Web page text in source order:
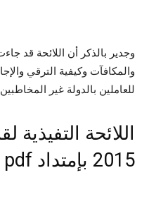
والمكافآت وكيفية الترقي
للعاملين بالدولة غير
اللائحة التفيذية
2015 بإمتداد pdf